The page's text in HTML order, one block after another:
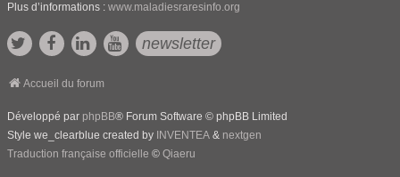
Plus d’informations : www.maladiesraresinfo.org
newsletter
Accueil du forum
Développé par phpBB® Forum Software © phpBB Limited
Style we_clearblue created by INVENTEA & nextgen
Traduction française officielle © Qiaeru